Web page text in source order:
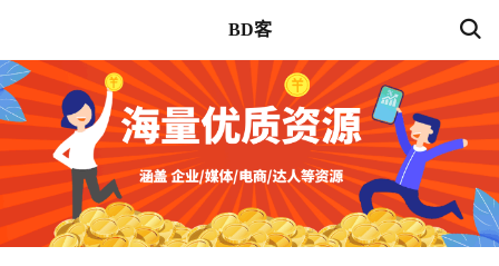
BD客